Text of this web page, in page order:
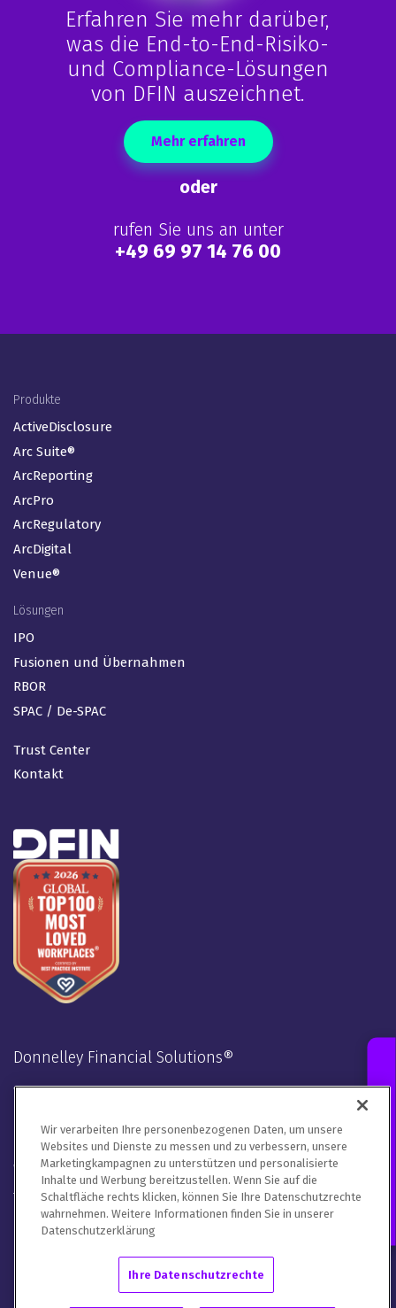
Erfahren Sie mehr darüber,
was die End-to-End-Risiko-
und Compliance-Lösungen
von DFIN auszeichnet.
Mehr erfahren
Footer Menu (DE)
Produkte
ActiveDisclosure
Arc Suite®
ArcReporting
ArcRegulatory
ArcDigital
Venue®
Lösungen
Fusionen und Übernahmen
RBOR
Trust Center
Kontakt
Donnelley Financial Solutions®
Verbunden bleiben
LinkedInTwitterFacebook
unserer Datenschutzerklärung,der Cookie-Richtlinie
Wir verarbeiten Ihre personenbezogenen Daten, um unsere
Websites und Dienste zu messen und zu verbessern, unsere
Marketingkampagnen zu unterstützen und personalisierte
Inhalte und Werbung bereitzustellen. Wenn Sie auf die
Schaltfläche rechts klicken, können Sie Ihre Datenschutzrechte
wahrnehmen. Weitere Informationen finden Sie in unserer
Datenschutzerklärung
Ihre Datenschutzrechte